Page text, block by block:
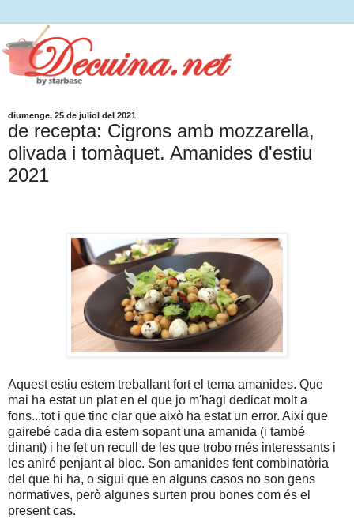
diumenge, 25 de juliol del 2021
de recepta: Cigrons amb mozzarella,
olivada i tomàquet. Amanides d'estiu
2021
Aquest estiu estem treballant fort el tema amanides. Que
mai ha estat un plat en el que jo m'hagi dedicat molt a
fons...tot i que tinc clar que això ha estat un error. Així que
gairebé cada dia estem sopant una amanida (i també
dinant) i he fet un recull de les que trobo més interessants i
les aniré penjant al bloc. Son amanides fent combinatòria
del que hi ha, o sigui que en alguns casos no son gens
normatives, però algunes surten prou bones com és el
present cas.